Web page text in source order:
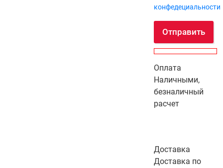
конфедециальности
Отправить
Оплата
Наличными,
безналичный
расчет
Доставка
Доставка по